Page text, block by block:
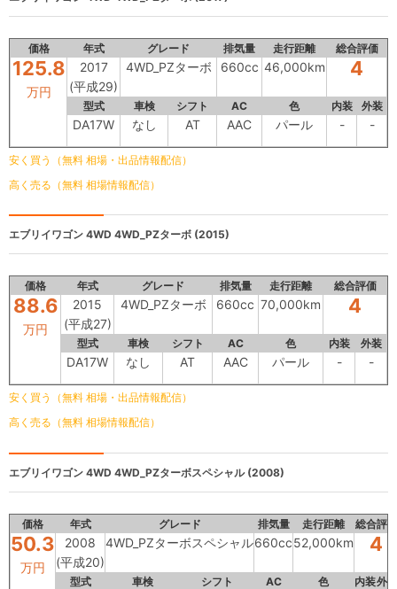
価格 年式 グレード 排気量 走行距離 総合評価
125.8
万円
2017
(平成29)
4WD_PZターボ 660cc 46,000km 4
型式 車検 シフト AC 色 内装 外装
DA17W なし AT AAC パール - -
安く買う（無料 相場・出品情報配信）
高く売る（無料 相場情報配信）
エブリイワゴン 4WD 4WD_PZターボ (2015)
価格 年式 グレード 排気量 走行距離 総合評価
88.6
万円
2015
(平成27)
4WD_PZターボ 660cc 70,000km 4
型式 車検 シフト AC 色 内装 外装
DA17W なし AT AAC パール - -
安く買う（無料 相場・出品情報配信）
高く売る（無料 相場情報配信）
エブリイワゴン 4WD 4WD_PZターボスペシャル (2008)
価格 年式 グレード 排気量 走行距離 総合評価
50.3
万円
2008
(平成20)
4WD_PZターボスペシャル660cc52,000km 4
型式 車検 シフト AC 色 内装外装